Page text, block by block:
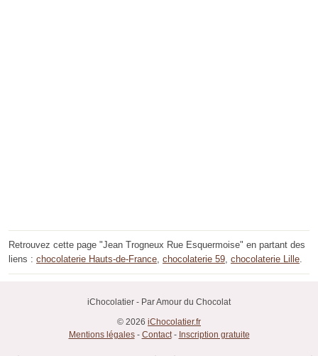
Retrouvez cette page "Jean Trogneux Rue Esquermoise" en partant des
liens : chocolaterie Hauts-de-France, chocolaterie 59, chocolaterie Lille.
iChocolatier - Par Amour du Chocolat
© 2026 iChocolatier.fr
Mentions légales- Contact- Inscription gratuite